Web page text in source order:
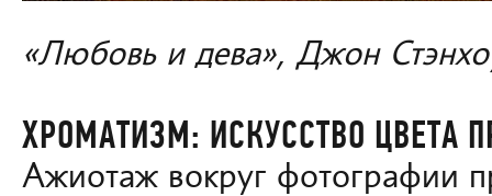
«Любовь и дева», Джон
ХРОМАТИЗМ: ИСКУССТВО ЦВЕТА
Ажиотаж вокруг фотографии